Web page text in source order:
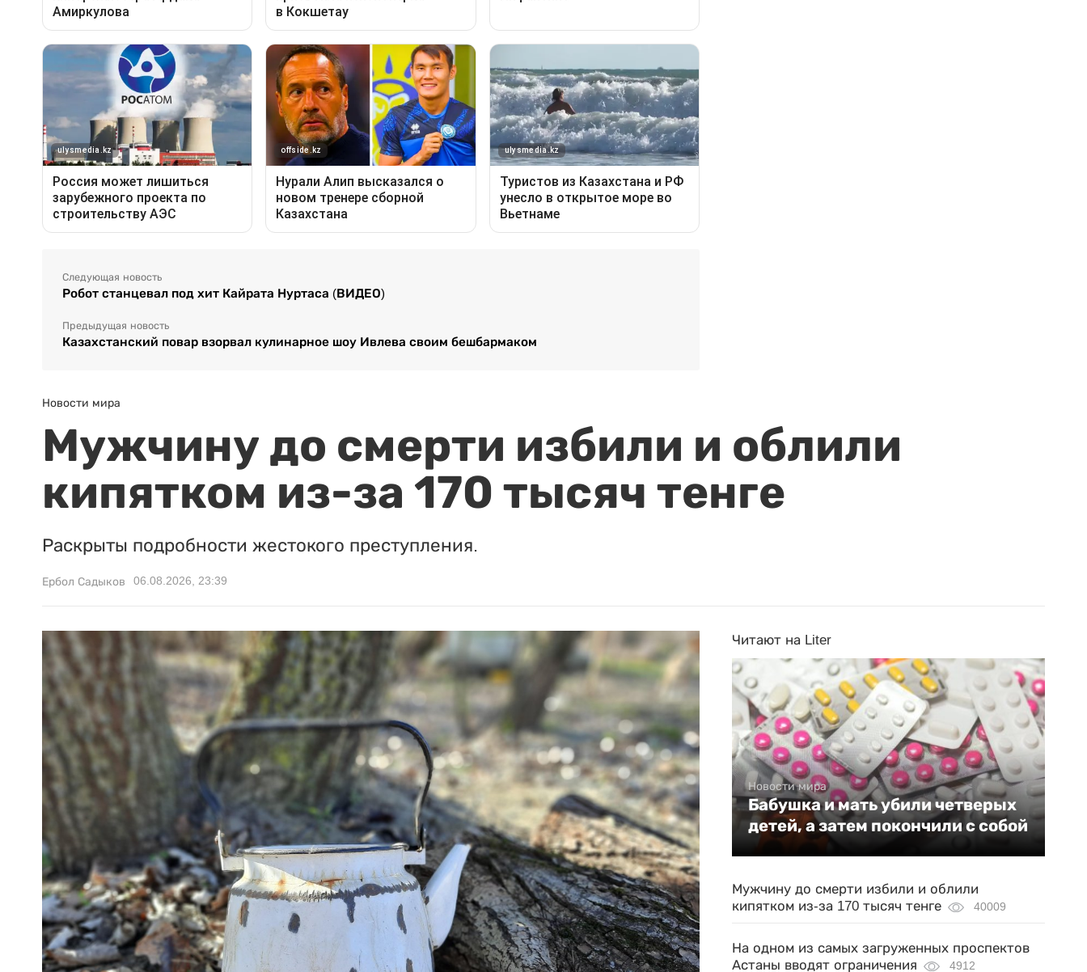
Следующая новость
Робот станцевал под хит Кайрата Нуртаса (ВИДЕО)
Предыдущая новость
Казахстанский повар взорвал кулинарное шоу Ивлева своим бешбармаком
Новости мира
Мужчину до смерти избили и облили
кипятком из-за 170 тысяч тенге
Раскрыты подробности жестокого преступления.
Ербол Садыков 06.08.2026, 23:39
Читают на Liter
Новости мира
Бабушка и мать убили четверых
детей, а затем покончили с собой
Мужчину до смерти избили и облили
кипятком из-за 170 тысяч тенге
40009
На одном из самых загруженных проспектов
Астаны вводят ограничения
4912